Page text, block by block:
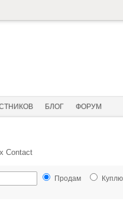
БЛОГ ФОРУМ
Contact
Продам
Куплю